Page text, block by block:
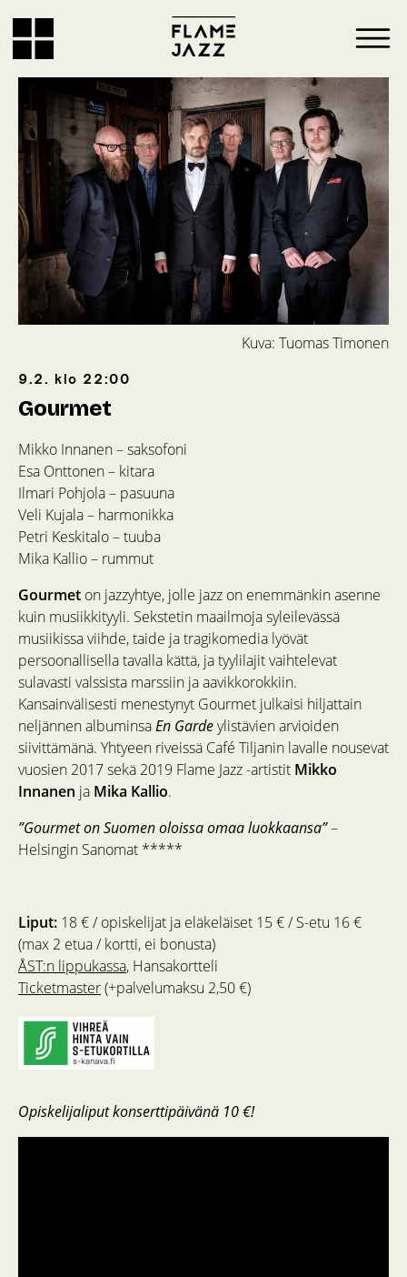
Kuva: Tuomas Timonen
9.2. klo 22:00
Gourmet
Mikko Innanen – saksofoni
Esa Onttonen – kitara
Ilmari Pohjola – pasuuna
Veli Kujala – harmonikka
Petri Keskitalo – tuuba
Mika Kallio – rummut
Gourmet on jazzyhtye, jolle jazz on enemmänkin asenne
kuin musiikkityyli. Sekstetin maailmoja syleilevässä
musiikissa viihde, taide ja tragikomedia lyövät
persoonallisella tavalla kättä, ja tyylilajit vaihtelevat
sulavasti valssista marssiin ja aavikkorokkiin.
Kansainvälisesti menestynyt Gourmet julkaisi hiljattain
neljännen albuminsaEn Gardeylistävien arvioiden
siivittämänä. Yhtyeen riveissä Café Tiljanin lavalle nousevat
vuosien 2017 sekä 2019 Flame Jazz -artistit Mikko
Innanen ja Mika Kallio.
”Gourmet on Suomen oloissa omaa luokkaansa”–
Helsingin Sanomat *****
Liput: 18 € / opiskelijat ja eläkeläiset 15 € / S-etu 16 €
(max 2 etua / kortti, ei bonusta)
ÅST:n lippukassa, Hansakortteli
Ticketmaster(+palvelumaksu 2,50 €)
Opiskelijaliput konserttipäivänä 10 €!